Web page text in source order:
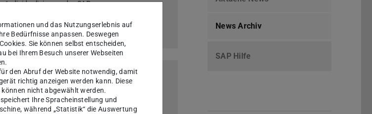
Individualisierung des SAP
SAP-Portals werden
14.12.2020
News Archiv
SAP Hilfe
und das Nutzungserlebnis auf
Bedürfnisse anpassen. Deswegen
Sie können selbst entscheiden,
bei Ihrem Besuch unserer Webseiten
den Abruf der Website notwendig, damit
richtig anzeigen werden kann. Diese
können nicht abgewählt werden.
Ihre Spracheinstellung und
während „Statistik“ die Auswertung